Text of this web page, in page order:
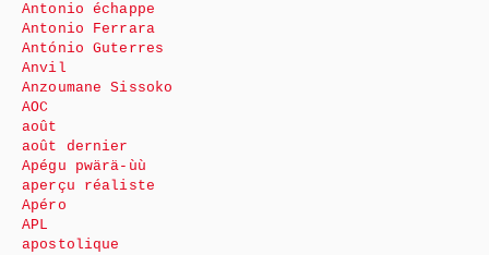
Antonio échappe
Antonio Ferrara
António Guterres
Anvil
Anzoumane Sissoko
AOC
août
août dernier
Apégu pwärä-ùù
aperçu réaliste
Apéro
APL
apostolique